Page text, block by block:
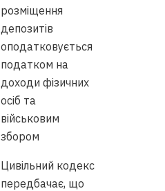
розміщення
депозитів
оподатковується
податком на
доходи фізичних
осіб та
військовим
збором
Цивільний кодекс
передбачає, що